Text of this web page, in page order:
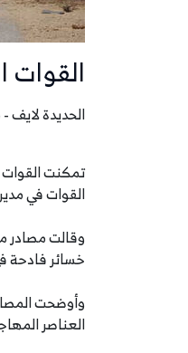
الحديدة لايف - منذ 6
تمكنت
القوات في
وقالت مصادر
خسائر فادحة
وأوضحت
العناصر